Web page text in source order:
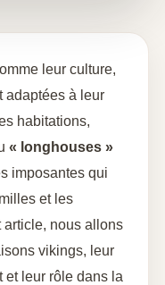
leur culture,
adaptées à leur
habitations,
« longhouses »
imposantes qui
et les
article, nous allons
vikings, leur
et leur rôle dans la